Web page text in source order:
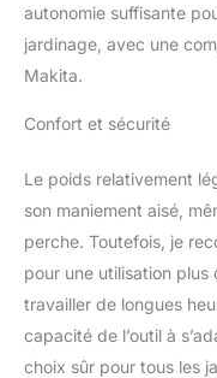
autonomie suffisante
jardinage, avec une
Makita.
Confort et sécurité
Le poids relativement
son maniement aisé,
perche. Toutefois, je
pour une utilisation plus
travailler de longues
capacité de l’outil à
choix sûr pour tous les